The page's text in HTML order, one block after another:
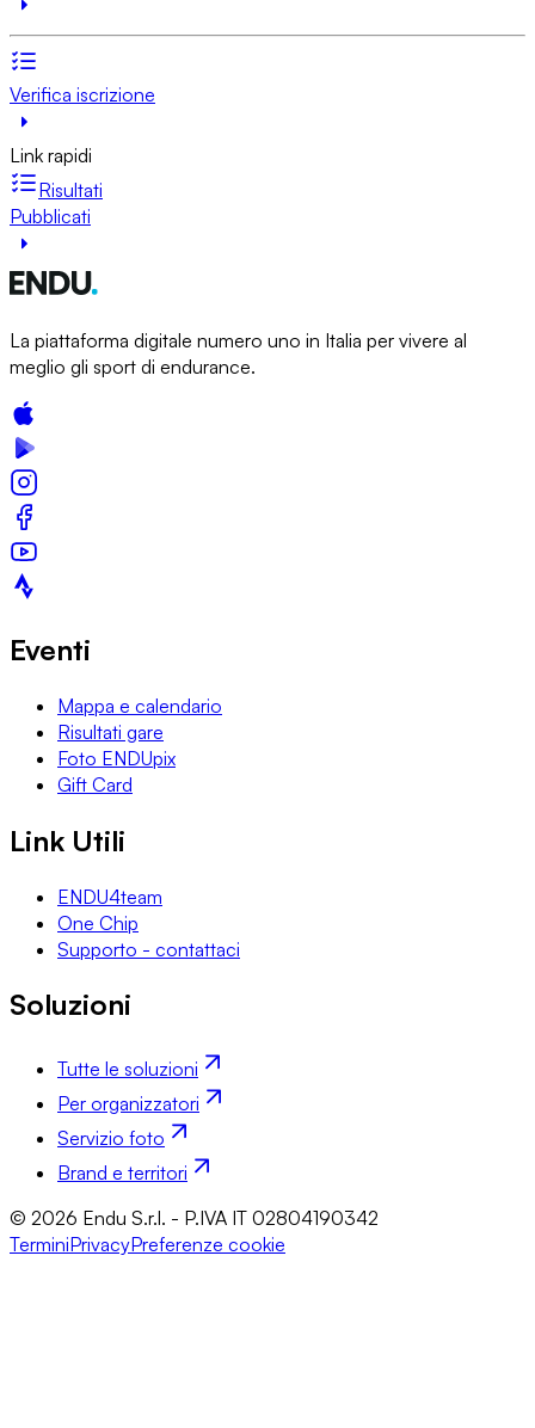
Verifica iscrizione
Link rapidi
Risultati
Pubblicati
La piattaforma digitale numero uno in Italia per vivere al
meglio gli sport di endurance.
Eventi
Mappa e calendario
Risultati gare
Foto ENDUpix
Gift Card
Link Utili
ENDU4team
One Chip
Supporto - contattaci
Soluzioni
Tutte le soluzioni
Per organizzatori
Servizio foto
Brand e territori
© 2026 Endu S.r.l. - P.IVA IT 02804190342
TerminiPrivacyPreferenze cookie